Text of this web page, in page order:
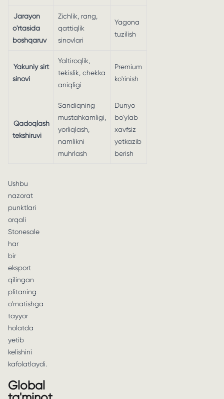
Jarayon
o'rtasida
boshqaruv
Zichlik, rang,
qattiqlik
sinovlari
Yagona
tuzilish
Yakuniy sirt
sinovi
Yaltiroqlik,
tekislik, chekka
aniqligi
Premium
ko'rinish
Qadoqlash
tekshiruvi
Sandiqning
mustahkamligi,
yorliqlash,
namlikni
muhrlash
Dunyo
bo'ylab
xavfsiz
yetkazib
berish
Ushbu
nazorat
punktlari
orqali
Stonesale
har
bir
eksport
qilingan
plitaning
o'rnatishga
tayyor
holatda
yetib
kelishini
kafolatlaydi.
Global